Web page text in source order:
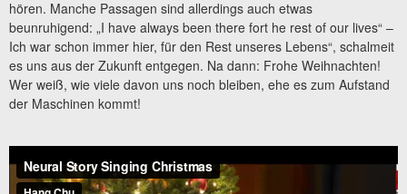
hören. Manche Passagen sind allerdings auch etwas
beunruhigend: „I have always been there fort he rest of our lives“ –
Ich war schon immer hier, für den Rest unseres Lebens“, schalmeit
es uns aus der Zukunft entgegen. Na dann: Frohe Weihnachten!
Wer weiß, wie viele davon uns noch bleiben, ehe es zum Aufstand
der Maschinen kommt!